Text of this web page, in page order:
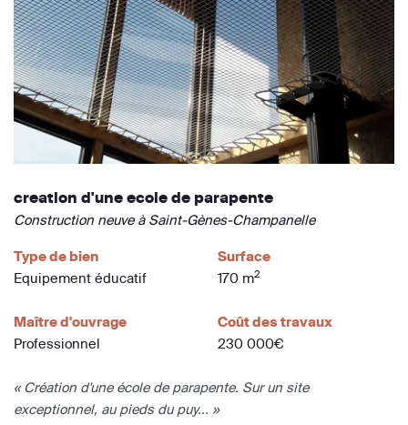
creation d'une ecole de parapente
Construction neuve à Saint-Gènes-Champanelle
Type de bien
Equipement éducatif
Surface
170 m2
Maître d'ouvrage
Professionnel
Coût des travaux
230 000€
« Création d'une école de parapente. Sur un site
exceptionnel, au pieds du puy... »